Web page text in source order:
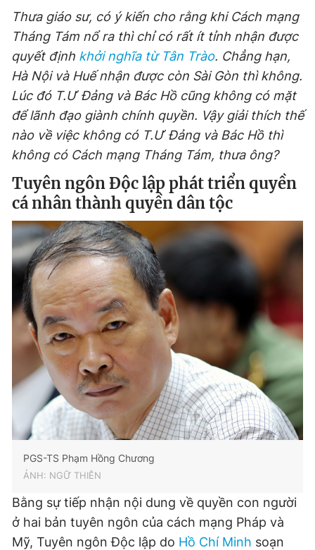
Thưa giáo sư, có ý kiến cho rằng khi Cách mạng
Tháng Tám nổ ra thì chỉ có rất ít tỉnh nhận được
quyết định khởi nghĩa từ Tân Trào. Chẳng hạn,
Hà Nội và Huế nhận được còn Sài Gòn thì không.
Lúc đó T.Ư Đảng và Bác Hồ cũng không có mặt
để lãnh đạo giành chính quyền. Vậy giải thích thế
nào về việc không có T.Ư Đảng và Bác Hồ thì
không có Cách mạng Tháng Tám, thưa ông?
Tuyên ngôn Độc lập phát triển quyền
cá nhân thành quyền dân tộc
PGS-TS Phạm Hồng Chương
ẢNH: NGỮ THIÊN
Bằng sự tiếp nhận nội dung về quyền con người
ở hai bản tuyên ngôn của cách mạng Pháp và
Mỹ, Tuyên ngôn Độc lập do Hồ Chí Minh soạn